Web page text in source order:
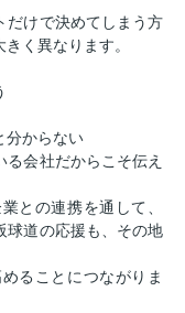
だけで決めてしまう方
く異なります。
分からない
会社だからこそ伝え
との連携を通して、
球道の応援も、その地
ることにつながりま